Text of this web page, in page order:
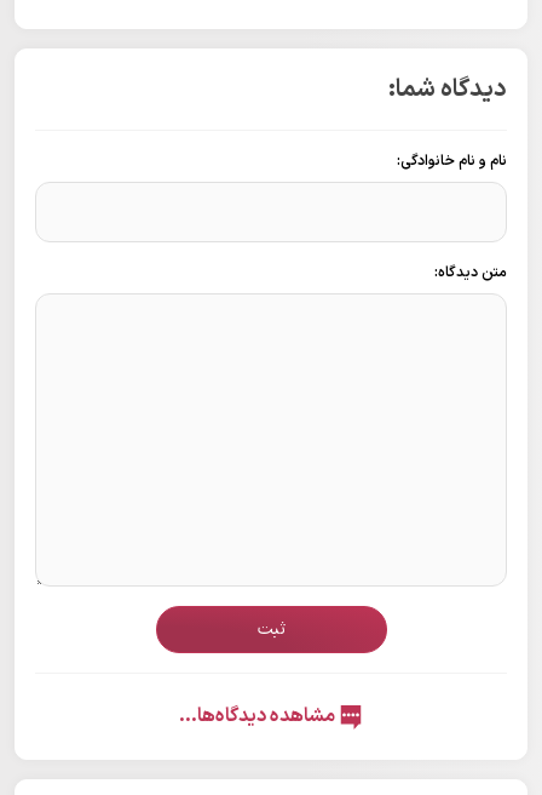
دیدگاه شما:
نام و نام خانوادگی:
متن دیدگاه:
ثبت
مشاهده دیدگاه‌ها...